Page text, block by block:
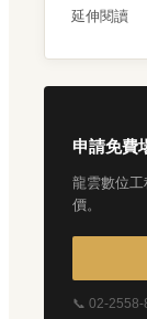
延伸閱讀
申請免費
龍雲數位
價。
📞 02-2558-